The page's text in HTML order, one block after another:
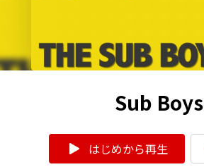
Sub Boys
はじめから再生